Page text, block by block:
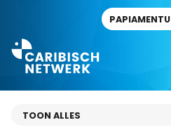
PAPIAMENTU